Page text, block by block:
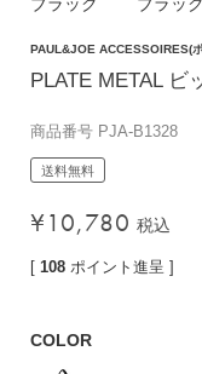
ハンドバッグ
リュック
ボストンバッグ
バッグその他
財布・小物
長財布
PAUL&JOE ACCESSOIRES(
PLATE METAL ビ
商品番号 PJA-B1328
送料無料
¥10,780 税込
[ 108 ポイント進呈 ]
COLOR